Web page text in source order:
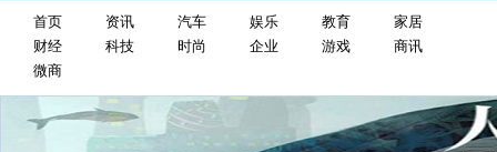
首页 资讯 汽车 娱乐 教育
家居
财经
科技 时尚 企业 游戏
商讯
微商